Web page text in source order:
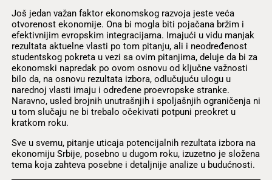
Još jedan važan faktor ekonomskog razvoja jeste veća
otvorenost ekonomije. Ona bi mogla biti pojačana bržim i
efektivnijim evropskim integracijama. Imajući u vidu manjak
rezultata aktuelne vlasti po tom pitanju, ali i neodređenost
studentskog pokreta u vezi sa ovim pitanjima, deluje da bi za
ekonomski napredak po ovom osnovu od ključne važnosti
bilo da, na osnovu rezultata izbora, odlučujuću ulogu u
narednoj vlasti imaju i određene proevropske stranke.
Naravno, usled brojnih unutrašnjih i spoljašnjih ograničenja ni
u tom slučaju ne bi trebalo očekivati potpuni preokret u
kratkom roku.
Sve u svemu, pitanje uticaja potencijalnih rezultata izbora na
ekonomiju Srbije, posebno u dugom roku, izuzetno je složena
tema koja zahteva posebne i detaljnije analize u budućnosti.